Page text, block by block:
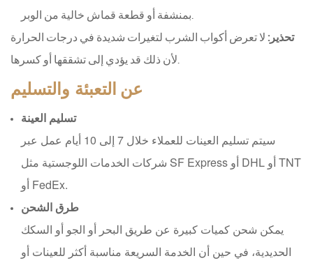
تحذير: لا تعرض أكواب الشرب لتغيرات شديدة في درجات الحرارة
عن التعبئة والتسليم
تسليم العينة
سيتم تسليم العينات للعملاء خلال 7 إلى 10 أيام عمل عبر
شركات الخدمات اللوجستية مثل SF Express أو DHL أو TNT
أو FedEx.
طرق الشحن
يمكن شحن كميات كبيرة عن طريق البحر أو الجو أو السكك
الحديدية، في حين أن الخدمة السريعة مناسبة أكثر للعينات أو